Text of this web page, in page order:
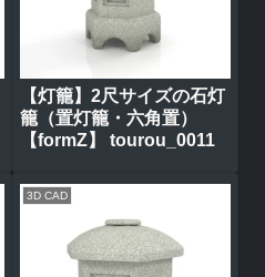
【灯籠】2尺サイズの石灯
籠（置灯籠・六角置）
【formZ】 tourou_0011
3D CAD